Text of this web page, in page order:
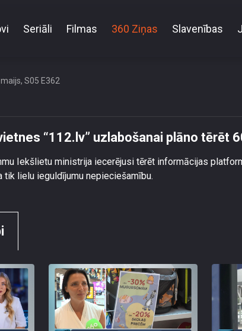
Seriāli Filmas 360 Ziņas Slavenības
S05 E362
“112.lv” uzlabošanai plāno tērēt
Iekšlietu ministrija iecerējusi tērēt informācijas
tik lielu ieguldījumu nepieciešamību.